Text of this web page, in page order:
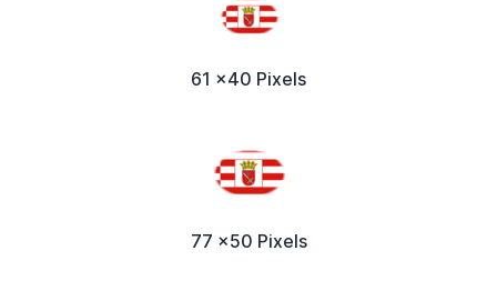
61 x40 Pixels
77 x50 Pixels